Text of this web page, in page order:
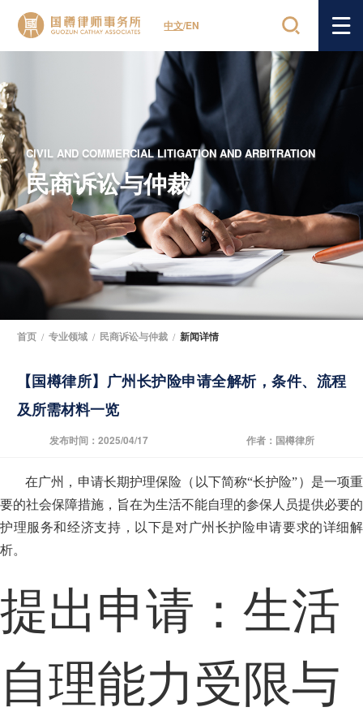
中文/EN
CIVIL AND COMMERCIAL LITIGATION AND ARBITRATION
民商诉讼与仲裁
首页 / 专业领域 / 民商诉讼与仲裁 / 新闻详情
【国樽律所】广州长护险申请全解析，条件、流程
及所需材料一览
发布时间：2025/04/17 作者：国樽律所
在广州，申请长期护理保险（以下简称“长护险”）是一项重
要的社会保障措施，旨在为生活不能自理的参保人员提供必要的
护理服务和经济支持，以下是对广州长护险申请要求的详细解
析。
提出申请：生活
自理能力受限与